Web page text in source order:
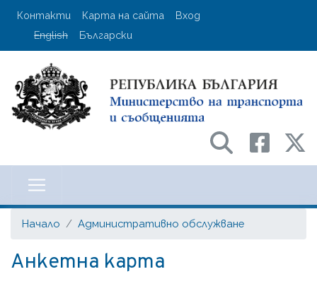
Премини
User account menu
Контакти Карта на сайта
Вход
English
Български
на транспорта
Начало Административно обслужване
Анкетна карта